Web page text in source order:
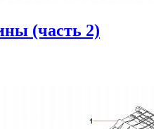
(часть 2)